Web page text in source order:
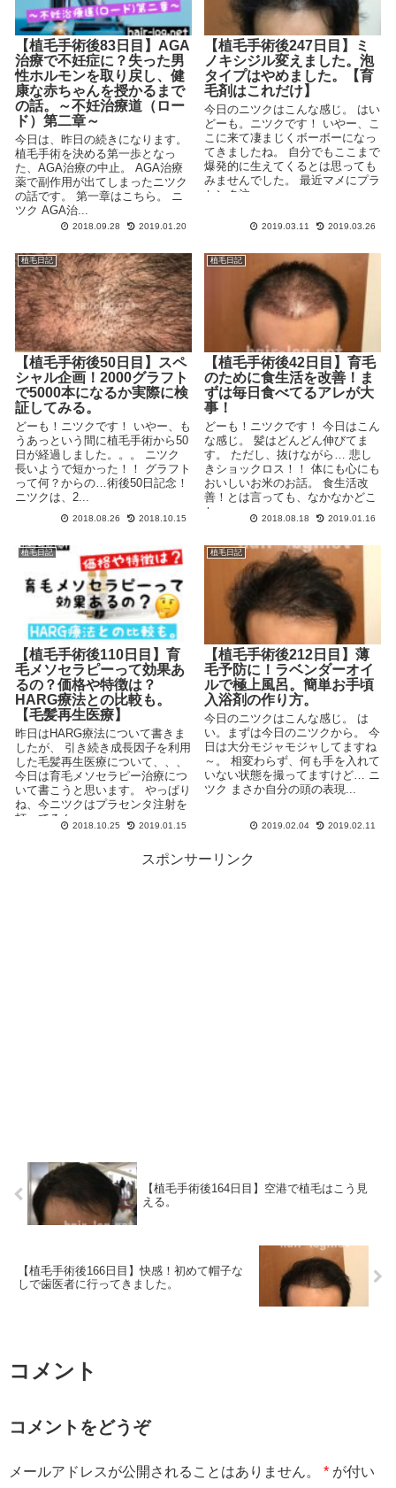
【植毛手術後83日目】AGA
治療で不妊症に？失った男
性ホルモンを取り戻し、健
康な赤ちゃんを授かるまで
の話。～不妊治療道（ロー
ド）第二章～
今日は、昨日の続きになります。
植毛手術を決める第一歩となっ
た、AGA治療の中止。 AGA治療
薬で副作用が出てしまったニツク
の話です。 第一章はこちら。 ニ
ツク AGA治...
2018.09.28 2019.01.20
【植毛手術後247日目】ミ
ノキシジル変えました。泡
タイプはやめました。【育
毛剤はこれだけ】
今日のニツクはこんな感じ。 はい
どーも。ニツクです！ いやー、こ
こに来て凄まじくボーボーになっ
てきましたね。 自分でもここまで
爆発的に生えてくるとは思っても
みませんでした。 最近マメにプラ
センタ注...
2019.03.11 2019.03.26
植毛日記
【植毛手術後50日目】スペ
シャル企画！2000グラフト
で5000本になるか実際に検
証してみる。
どーも！ニツクです！ いやー、も
うあっという間に植毛手術から50
日が経過しました。。。 ニツク
長いようで短かった！！ グラフト
って何？からの…術後50日記念！
ニツクは、2...
2018.08.26 2018.10.15
植毛日記
【植毛手術後42日目】育毛
のために食生活を改善！ま
ずは毎日食べてるアレが大
事！
どーも！ニツクです！ 今日はこん
な感じ。 髪はどんどん伸びてま
す。 ただし、抜けながら… 悲し
きショックロス！！ 体にも心にも
おいしいお米のお話。 食生活改
善！とは言っても、なかなかどこ
か...
2018.08.18 2019.01.16
植毛日記
【植毛手術後110日目】育
毛メソセラピーって効果あ
るの？価格や特徴は？
HARG療法との比較も。
【毛髪再生医療】
昨日はHARG療法について書きま
したが、 引き続き成長因子を利用
した毛髪再生医療について、、、
今日は育毛メソセラピー治療につ
いて書こうと思います。 やっぱり
ね、今ニツクはプラセンタ注射を
打ってるん...
2018.10.25 2019.01.15
植毛日記
【植毛手術後212日目】薄
毛予防に！ラベンダーオイ
ルで極上風呂。簡単お手頃
入浴剤の作り方。
今日のニツクはこんな感じ。 は
い。まずは今日のニツクから。 今
日は大分モジャモジャしてますね
～。 相変わらず、何も手を入れて
いない状態を撮ってますけど… ニ
ツク まさか自分の頭の表現...
2019.02.04 2019.02.11
スポンサーリンク
【植毛手術後164日目】空港で植毛はこう見
える。
【植毛手術後166日目】快感！初めて帽子な
しで歯医者に行ってきました。
コメント
コメントをどうぞ
メールアドレスが公開されることはありません。 * が付い